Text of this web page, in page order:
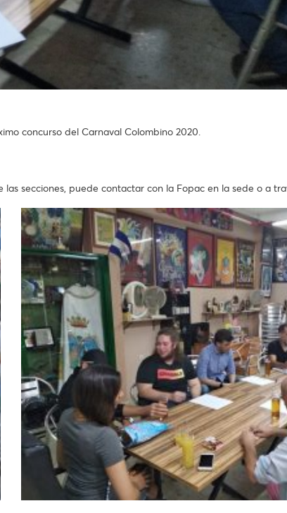
concurso del Carnaval Colombino 2020.
secciones, puede contactar con la Fopac en la sede o a